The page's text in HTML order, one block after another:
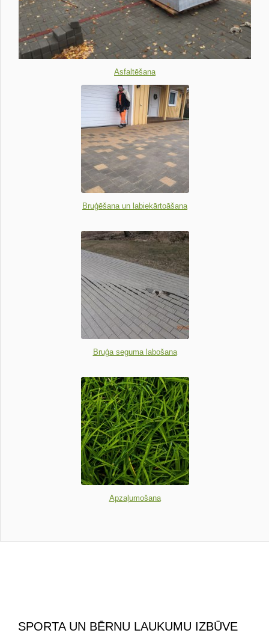
Asfaltēšana
Bruģēšana un labiekārtoāšana
Bruģa seguma labošana
Apzaļumošana
SPORTA UN BĒRNU LAUKUMU IZBŪVE